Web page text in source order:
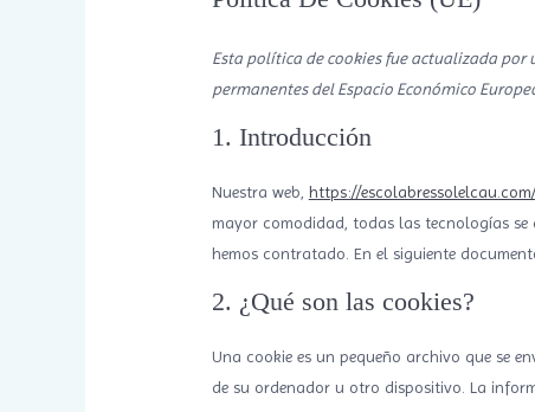
Esta política de cookies fue actualizada por
permanentes del Espacio Económico
1. Introducción
Nuestra web, https://
mayor comodidad, todas las tecnologías se
hemos contratado. En el siguiente
2. ¿Qué son las cookies?
Una cookie es un pequeño archivo que se
de su ordenador u otro dispositivo. La